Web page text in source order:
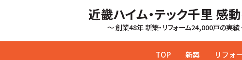
近畿ハイム・テック千里 感
～ 創業48年 新築・リフォーム24,000戸の実績
TOP 新築 リフォ